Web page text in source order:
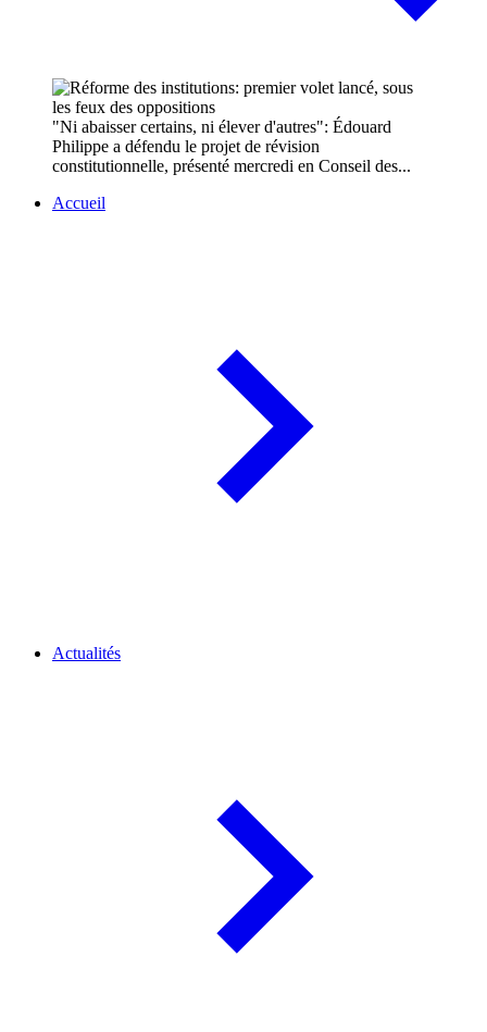
"Ni abaisser certains, ni élever d'autres": Édouard
Philippe a défendu le projet de révision
constitutionnelle, présenté mercredi en Conseil des...
Accueil
Actualités